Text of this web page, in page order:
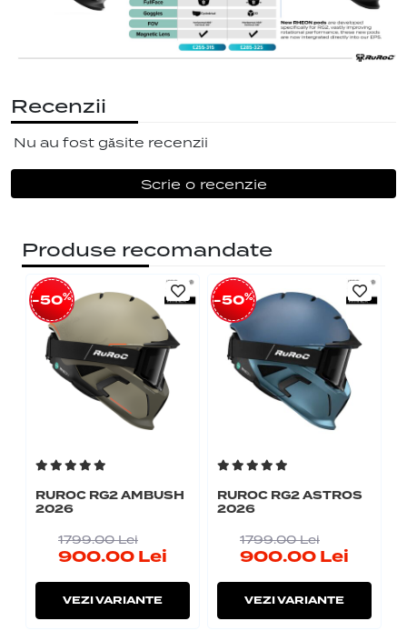
Recenzii
Nu au fost găsite recenzii
Scrie o recenzie
Produse recomandate
-50%
RUROC RG2 AMBUSH
2026
1799.00 Lei
900.00Lei
VEZI VARIANTE
-50%
RUROC RG2 ASTROS
2026
1799.00 Lei
900.00Lei
VEZI VARIANTE